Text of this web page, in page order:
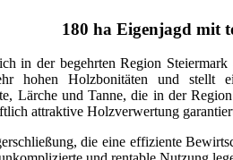
180 ha Eigenjagd mit
in der begehrten Region
hohen Holzbonitäten und
Lärche und Tanne, die in der
attraktive Holzverwertung
die eine effiziente